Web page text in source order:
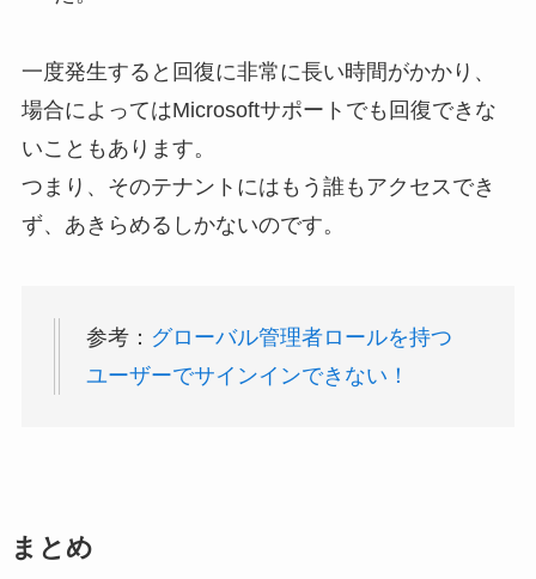
一度発生すると回復に非常に長い時間がかかり、
場合によってはMicrosoftサポートでも回復できな
いこともあります。
つまり、そのテナントにはもう誰もアクセスでき
ず、あきらめるしかないのです。
参考： グローバル管理者ロールを持つ
ユーザーでサインインできない！
まとめ